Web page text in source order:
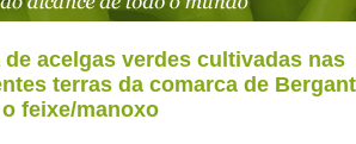
de acelgas verdes cultivadas nas
terras da comarca de
o feixe/manoxo